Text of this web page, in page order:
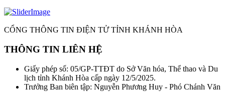
CỔNG THÔNG TIN ĐIỆN TỬ TỈNH KHÁNH HÒA
THÔNG TIN LIÊN HỆ
Giấy phép số: 05/GP-TTĐT do Sở Văn hóa, Thể thao và Du
lịch tỉnh Khánh Hòa cấp ngày 12/5/2025.
Trưởng Ban biên tập: Nguyễn Phương Huy - Phó Chánh Văn